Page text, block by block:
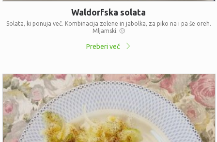
Waldorfska solata
Solata, ki ponuja več. Kombinacija zelene in jabolka, za piko na i pa še oreh.
Mljamski. 🙂
Preberi več